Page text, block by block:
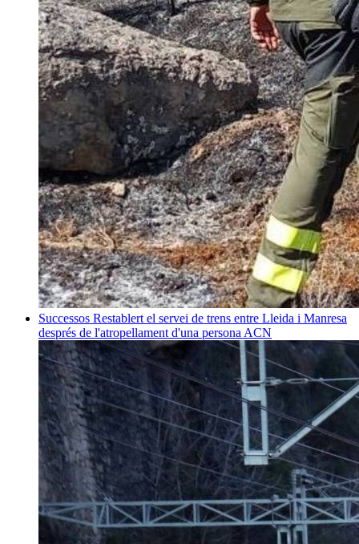
Successos Restablert el servei de trens entre Lleida i Manresa
després de l'atropellament d'una persona ACN